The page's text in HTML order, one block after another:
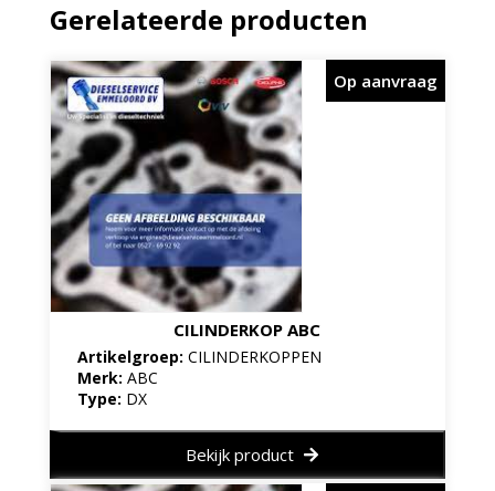
Gerelateerde producten
CILINDERKOP ABC
Artikelgroep: CILINDERKOPPEN
Merk: ABC
Type: DX
Op aanvraag
Bekijk product